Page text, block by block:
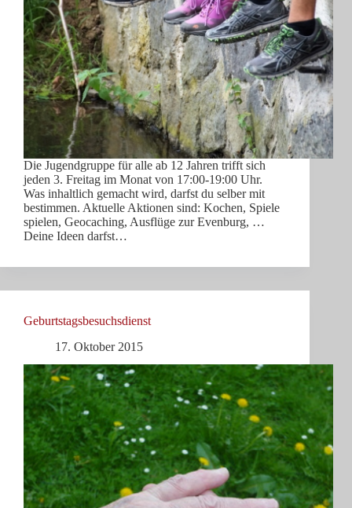
Die Jugendgruppe für alle ab 12 Jahren trifft sich
jeden 3. Freitag im Monat von 17:00-19:00 Uhr.
Was inhaltlich gemacht wird, darfst du selber mit
bestimmen. Aktuelle Aktionen sind: Kochen, Spiele
spielen, Geocaching, Ausflüge zur Evenburg, …
Deine Ideen darfst…
Geburtstagsbesuchsdienst
17. Oktober 2015